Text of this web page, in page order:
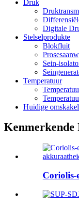
Druk
Digitale
Stelselprodukte
Blokfluit
Sein-
Temperatuur
Huidige
Kenmerkende
Coriolis-